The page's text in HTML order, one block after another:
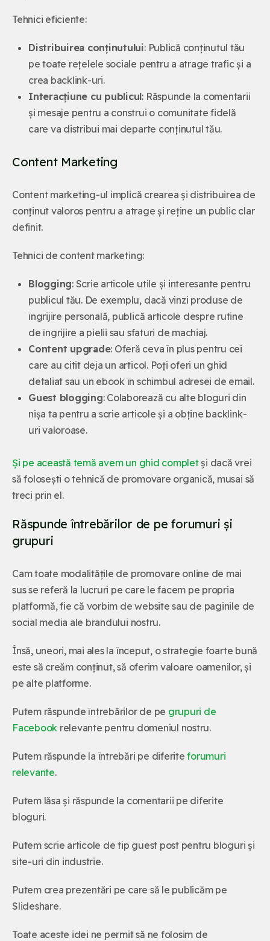
Tehnici eficiente:
Distribuirea conținutului: Publică conținutul tău
pe toate rețelele sociale pentru a atrage trafic și a
crea backlink-uri.
Interacțiune cu publicul: Răspunde la comentarii
și mesaje pentru a construi o comunitate fidelă
care va distribui mai departe conținutul tău.
Content Marketing
Content marketing-ul implică crearea și distribuirea de
conținut valoros pentru a atrage și reține un public clar
definit.
Tehnici de content marketing:
Blogging: Scrie articole utile și interesante pentru
publicul tău. De exemplu, dacă vinzi produse de
îngrijire personală, publică articole despre rutine
de îngrijire a pielii sau sfaturi de machiaj.
Content upgrade: Oferă ceva în plus pentru cei
care au citit deja un articol. Poți oferi un ghid
detaliat sau un ebook în schimbul adresei de email.
Guest blogging: Colaborează cu alte bloguri din
nișa ta pentru a scrie articole și a obține backlink-
uri valoroase.
Și pe această temă avem un ghid completși dacă vrei
să folosești o tehnică de promovare organică, musai să
treci prin el.
Răspunde întrebărilor de pe forumuri și
grupuri
Cam toate modalitățile de promovare online de mai
sus se referă la lucruri pe care le facem pe propria
platformă, fie că vorbim de website sau de paginile de
social media ale brandului nostru.
Însă, uneori, mai ales la început, o strategie foarte bună
este să creăm conținut, să oferim valoare oamenilor, și
pe alte platforme.
Putem răspunde întrebărilor de pe grupuri de
Facebook relevante pentru domeniul nostru.
Putem răspunde la întrebări pe diferiteforumuri
relevante.
Putem lăsa și răspunde la comentarii pe diferite
bloguri.
Putem scrie articole de tip guest post pentru bloguri și
site-uri din industrie.
Putem crea prezentări pe care să le publicăm pe
Slideshare.
Toate aceste idei ne permit să ne folosim de